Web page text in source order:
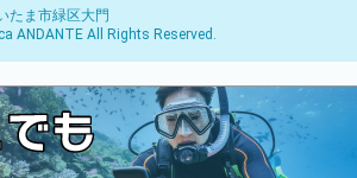
たま市緑区大門
ANDANTE All Rights Reserved.